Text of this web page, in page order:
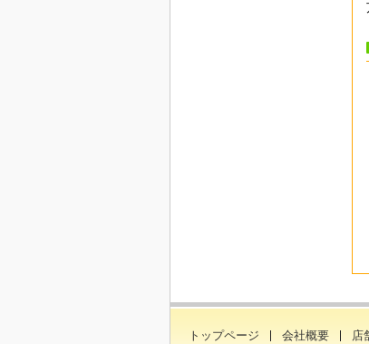
トップページ 会社概要 店